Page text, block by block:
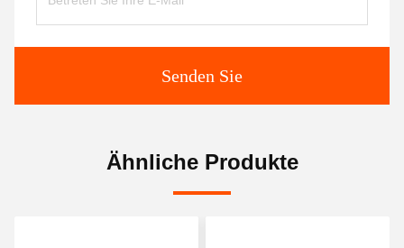
Senden Sie
Ähnliche Produkte